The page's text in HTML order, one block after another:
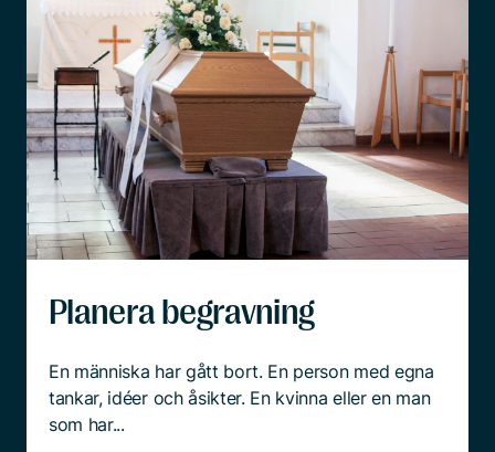
Planera begravning
En människa har gått bort. En person med egna
tankar, idéer och åsikter. En kvinna eller en man
som har...